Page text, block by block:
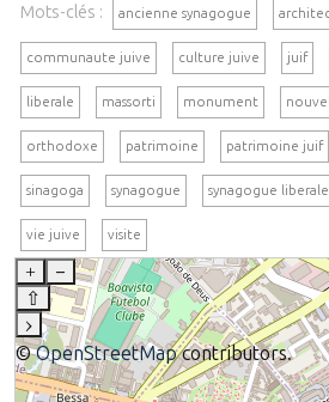
Mots-clés : ancienne synagogue
communaute juive culture juive juif
liberale massorti monument
orthodoxe patrimoine patrimoine juif
sinagoga synagogue synagogue liberale
vie juive visite
+
–
⇧
›
©OpenStreetMapcontributors.